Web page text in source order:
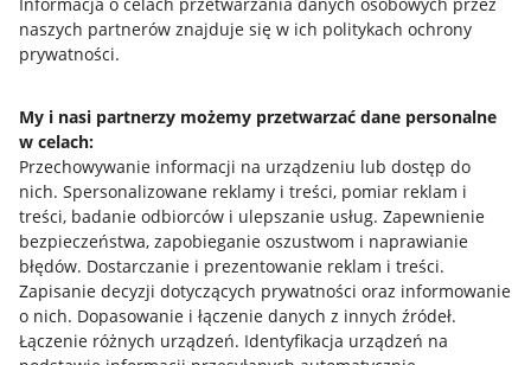
naszych partnerów znajduje się w ich politykach ochrony
prywatności.
My i nasi partnerzy możemy przetwarzać dane personalne
w celach:
Przechowywanie informacji na urządzeniu lub dostęp do
nich. Spersonalizowane reklamy i treści, pomiar reklam i
treści, badanie odbiorców i ulepszanie usług. Zapewnienie
bezpieczeństwa, zapobieganie oszustwom i naprawianie
błędów. Dostarczanie i prezentowanie reklam i treści.
Zapisanie decyzji dotyczących prywatności oraz informowanie
o nich. Dopasowanie i łączenie danych z innych źródeł.
Łączenie różnych urządzeń. Identyfikacja urządzeń na
Napisz do nas
Allegro Gadane dla sprzedających
Allegro Gadane dla kupujących
Mapa miejscowości
Informacje prawne
Regulamin
Polityka plików "cookies"
Ustawienia plików "cookies"